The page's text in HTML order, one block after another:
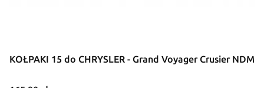
KOŁPAKI 15 do CHRYSLER - Grand Voyager Crusier NDM